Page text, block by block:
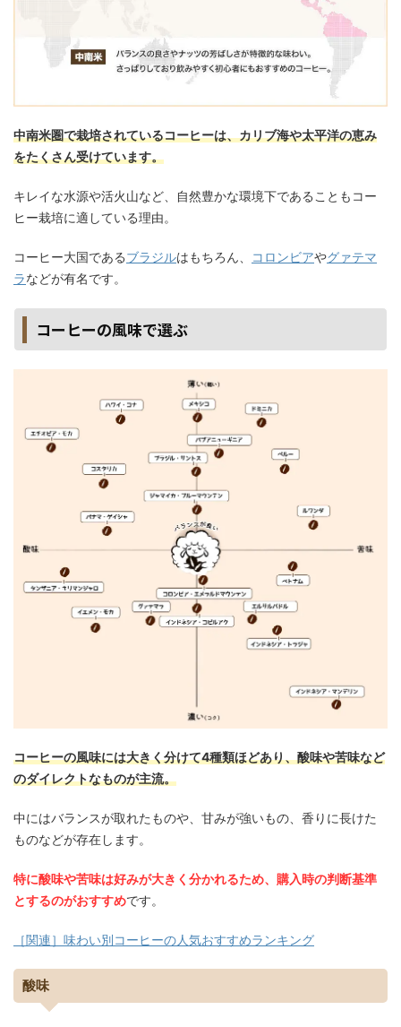
中南米圏で栽培されているコーヒーは、カリブ海や太平洋の恵み
をたくさん受けています。
キレイな水源や活火山など、自然豊かな環境下であることもコー
ヒー栽培に適している理由。
コーヒー大国であるブラジルはもちろん、 コロンビアやグァテマ
ラなどが有名です。
コーヒーの風味で選ぶ
コーヒーの風味には大きく分けて4種類ほどあり、酸味や苦味など
のダイレクトなものが主流。
中にはバランスが取れたものや、甘みが強いもの、香りに長けた
ものなどが存在します。
特に酸味や苦味は好みが大きく分かれるため、購入時の判断基準
とするのがおすすめです。
［関連］味わい別コーヒーの人気おすすめランキング
酸味